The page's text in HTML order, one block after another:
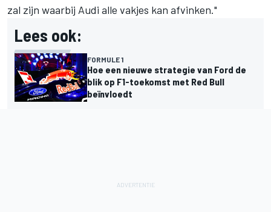
zal zijn waarbij Audi alle vakjes kan afvinken."
Lees ook:
FORMULE 1
Hoe een nieuwe strategie van Ford de
blik op F1-toekomst met Red Bull
beïnvloedt